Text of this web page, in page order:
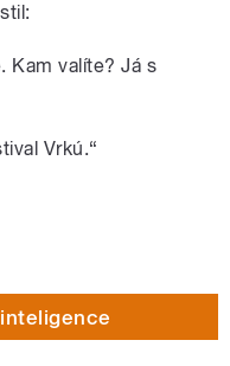
Kam valíte? Já s
Vrkú.“